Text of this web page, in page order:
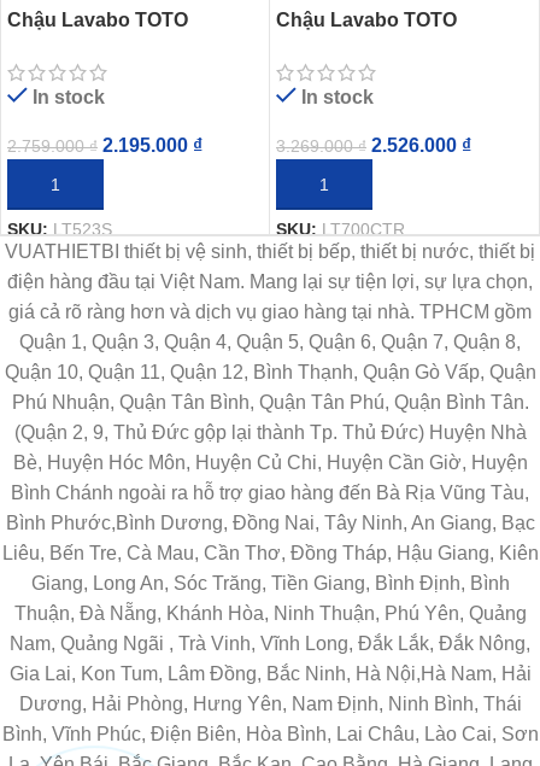
Chậu Lavabo TOTO
Tròn
In stock
2.759.000₫ 2.195.000 ₫
THÊM VÀO GIỎ HÀNG
SKU:LT523S
Chậu Lavabo TOTO
In stock
3.269.000₫ 2.526.000 ₫
THÊM VÀO GIỎ HÀNG
SKU:LT700CTR
VUATHIETBI thiết bị vệ sinh, thiết bị bếp, thiết bị nước, thiết bị
điện hàng đầu tại Việt Nam. Mang lại sự tiện lợi, sự lựa chọn,
giá cả rõ ràng hơn và dịch vụ giao hàng tại nhà. TPHCM gồm
Quận 1, Quận 3, Quận 4, Quận 5, Quận 6, Quận 7, Quận 8,
Quận 10, Quận 11, Quận 12, Bình Thạnh, Quận Gò Vấp, Quận
Phú Nhuận, Quận Tân Bình, Quận Tân Phú, Quận Bình Tân.
(Quận 2, 9, Thủ Đức gộp lại thành Tp. Thủ Đức) Huyện Nhà
Bè, Huyện Hóc Môn, Huyện Củ Chi, Huyện Cần Giờ, Huyện
Bình Chánh ngoài ra hỗ trợ giao hàng đến Bà Rịa Vũng Tàu,
Bình Phước,Bình Dương, Đồng Nai, Tây Ninh, An Giang, Bạc
Liêu, Bến Tre, Cà Mau, Cần Thơ, Đồng Tháp, Hậu Giang, Kiên
Giang, Long An, Sóc Trăng, Tiền Giang, Bình Định, Bình
Thuận, Đà Nẵng, Khánh Hòa, Ninh Thuận, Phú Yên, Quảng
Nam, Quảng Ngãi , Trà Vinh, Vĩnh Long, Đắk Lắk, Đắk Nông,
Gia Lai, Kon Tum, Lâm Đồng, Bắc Ninh, Hà Nội,Hà Nam, Hải
Dương, Hải Phòng, Hưng Yên, Nam Định, Ninh Bình, Thái
Bình, Vĩnh Phúc, Điện Biên, Hòa Bình, Lai Châu, Lào Cai, Sơn